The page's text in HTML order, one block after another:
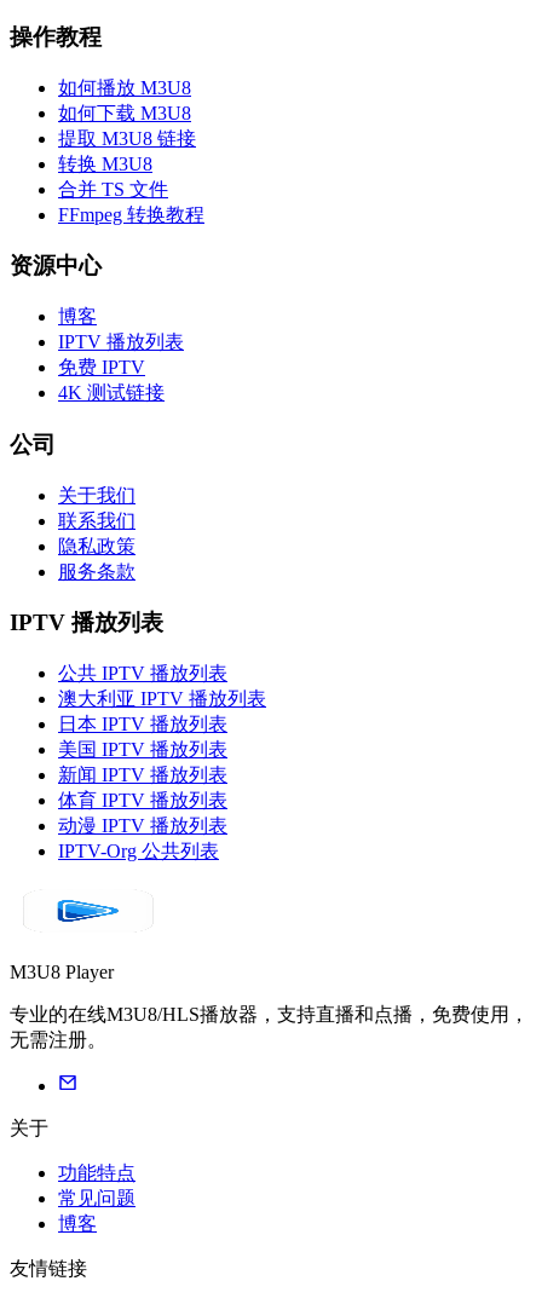
操作教程
如何播放 M3U8
如何下载 M3U8
提取 M3U8 链接
转换 M3U8
合并 TS 文件
FFmpeg 转换教程
资源中心
博客
IPTV 播放列表
免费 IPTV
4K 测试链接
公司
关于我们
联系我们
隐私政策
服务条款
IPTV 播放列表
公共 IPTV 播放列表
澳大利亚 IPTV 播放列表
日本 IPTV 播放列表
美国 IPTV 播放列表
新闻 IPTV 播放列表
体育 IPTV 播放列表
动漫 IPTV 播放列表
IPTV-Org 公共列表
M3U8 Player
专业的在线M3U8/HLS播放器，支持直播和点播，免费使用，
无需注册。
关于
功能特点
常见问题
博客
友情链接